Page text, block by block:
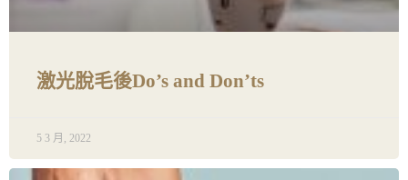
激光脫毛後Do’s and Don’ts
5 3 月, 2022